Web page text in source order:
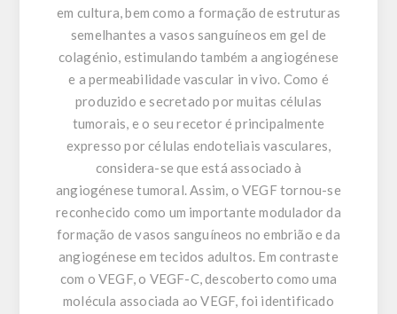
em cultura, bem como a formação de estruturas
semelhantes a vasos sanguíneos em gel de
colagénio, estimulando também a angiogénese
e a permeabilidade vascular in vivo. Como é
produzido e secretado por muitas células
tumorais, e o seu recetor é principalmente
expresso por células endoteliais vasculares,
considera-se que está associado à
angiogénese tumoral. Assim, o VEGF tornou-se
reconhecido como um importante modulador da
formação de vasos sanguíneos no embrião e da
angiogénese em tecidos adultos. Em contraste
com o VEGF, o VEGF-C, descoberto como uma
molécula associada ao VEGF, foi identificado